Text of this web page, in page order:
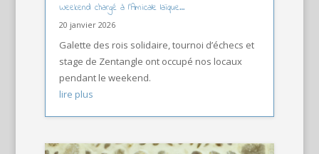
Weekend chargé à l’Amicale laïque…
20 janvier 2026
Galette des rois solidaire, tournoi d’échecs et
stage de Zentangle ont occupé nos locaux
pendant le weekend.
lire plus